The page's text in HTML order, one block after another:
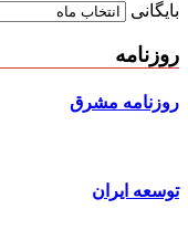
بایگانی
روزنامه
روزنامه مشرق
توسعه ایران